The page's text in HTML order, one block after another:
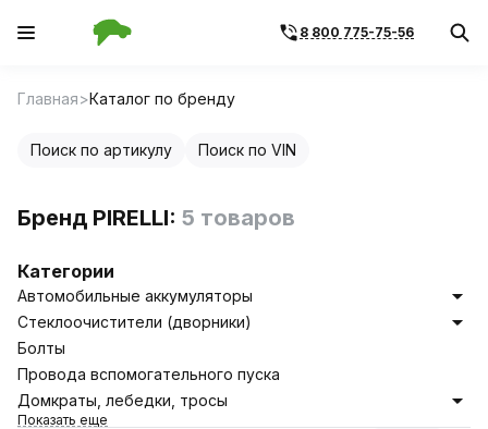
8 800 775-75-56
Главная Каталог по бренду
Поиск по артикулу Поиск по VIN
Бренд PIRELLI: 5 товаров
Категории
Автомобильные аккумуляторы
Стеклоочистители (дворники)
Болты
Провода вспомогательного пуска
Домкраты, лебедки, тросы
Показать еще